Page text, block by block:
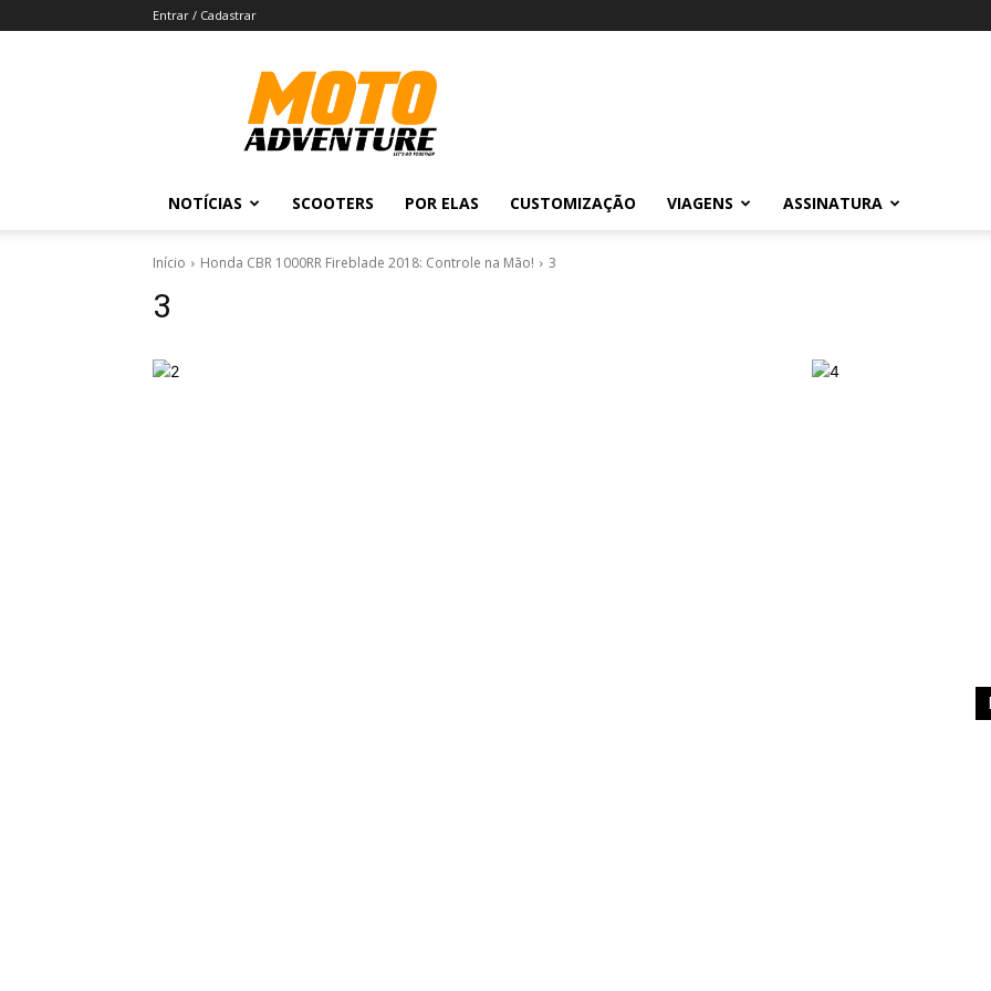
Entrar / Cadastrar
Revista
Moto
Adventure
NOTÍCIAS SCOOTERS POR ELAS CUSTOMIZAÇÃO VIAGENS ASSINATURA
Início Honda CBR 1000RR Fireblade 2018: Controle na Mão! 3
3